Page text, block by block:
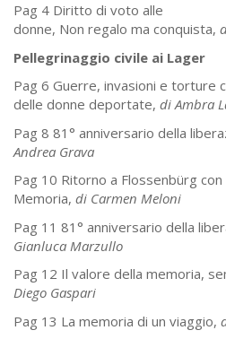
Pag 4 Diritto di voto alle
donne, Non regalo ma conquista,
Pellegrinaggio civile ai Lager
Pag 6 Guerre, invasioni e torture
delle donne deportate, di Ambra
Pag 8 81° anniversario della
Andrea Grava
Pag 10 Ritorno a Flossenbürg
Memoria, di Carmen Meloni
Pag 11 81° anniversario della
Gianluca Marzullo
Pag 12 Il valore della memoria,
Diego Gaspari
Pag 13 La memoria di un viaggio,